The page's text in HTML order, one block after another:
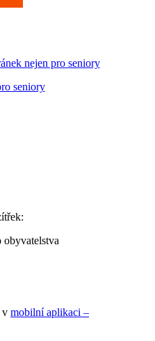
nejen pro seniory
v mobilní aplikaci –